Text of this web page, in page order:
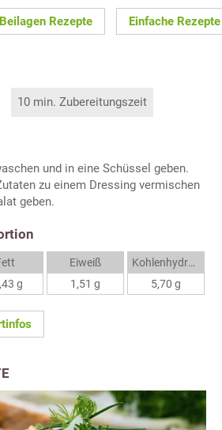
Beilagen Rezepte Einfache Rezepte
10 min. Zubereitungszeit
und in eine Schüssel geben.
zu einem Dressing vermischen
geben.
g
Eiweiß
1,51 g
Kohlenhydrate
5,70 g